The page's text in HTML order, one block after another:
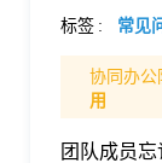
价
标签 : 常见
协同办
用
团队成员